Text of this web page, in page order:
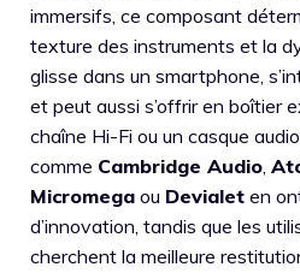
immersifs, ce composant
texture des instruments et la
glisse dans un smartphone,
et peut aussi s’offrir en boîtier
chaîne Hi-Fi ou un casque
comme Cambridge Audio,
Micromega ou Devialet en
d’innovation, tandis que les
cherchent la meilleure